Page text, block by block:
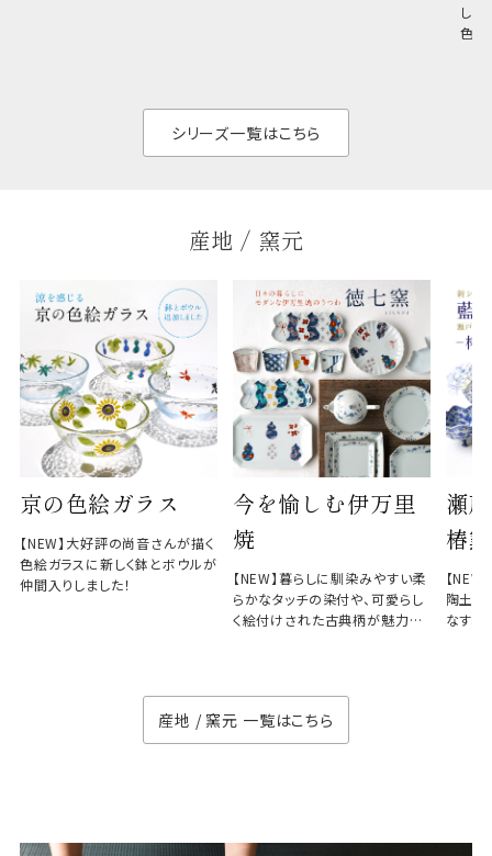
しい
色の
シリーズ一覧はこちら
産地 / 窯元
京の色絵ガラス
【NEW】大好評の尚音さんが描く
色絵ガラスに新しく鉢とボウルが
仲間入りしました！
今を愉しむ伊万里
焼
【NEW】暮らしに馴染みやすい柔
らかなタッチの染付や、可愛らし
く絵付けされた古典柄が魅力の
瀬
椿窯
【
陶土と
なす、
産地 / 窯元 一覧はこちら